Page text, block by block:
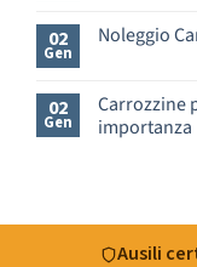
–
prima
di
prenotare
a
Roma
–
9
strutture
su
Noleggiare
Rotelle
02
Gen
Noleggio
su
Noleggio
Carrozzine:
02
Gen
Carrozzine
importanza
per
disabili:
introduzione
Ausili